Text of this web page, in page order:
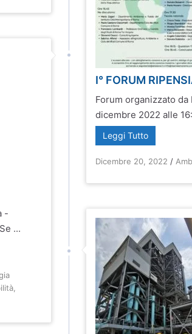
I° FORUM
Forum organizzato da
dicembre 2022 alle
Leggi Tutto
Dicembre 20, 2022 /
-
...